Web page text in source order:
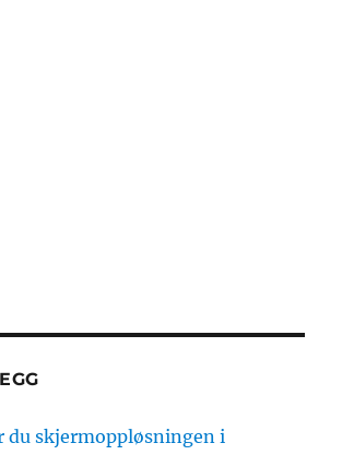
du skjermoppløsningen i